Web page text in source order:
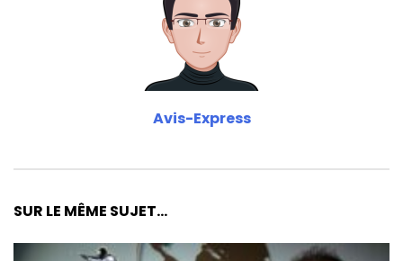
Avis-Express
SUR LE MÊME SUJET...